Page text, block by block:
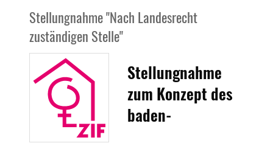
Stellungnahme "Nach Landesrecht
zuständigen Stelle"
Stellungnahme
zum Konzept des
baden-